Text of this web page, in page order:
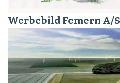
Werbebild Femern A/S